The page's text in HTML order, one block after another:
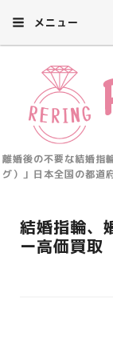
メニュー
離婚後の不要な結婚指
グ）」日本全国の都道
結婚指輪、
ー高価買取